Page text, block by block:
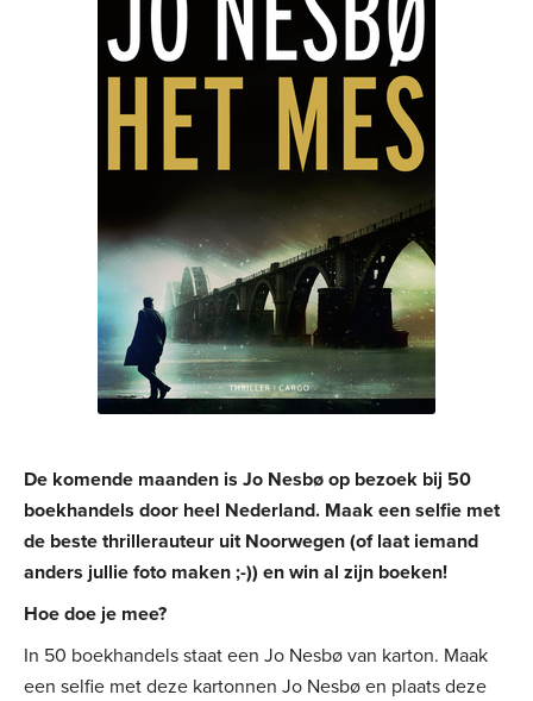
De komende maanden is Jo Nesbø op bezoek bij 50
boekhandels door heel Nederland. Maak een selfie met
de beste thrillerauteur uit Noorwegen (of laat iemand
anders jullie foto maken ;-)) en win al zijn boeken!
Hoe doe je mee?
In 50 boekhandels staat een Jo Nesbø van karton. Maak
een selfie met deze kartonnen Jo Nesbø en plaats deze